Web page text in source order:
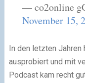
— co2online
November 15,
In den letzten
ausprobiert und mit
Podcast kam recht